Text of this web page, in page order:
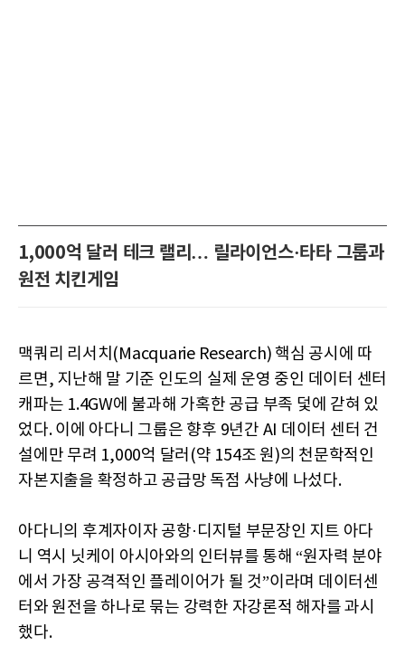
1,000억 달러 테크 랠리… 릴라이언스·타타 그룹과
원전 치킨게임
맥쿼리 리서치(Macquarie Research) 핵심 공시에 따
르면, 지난해 말 기준 인도의 실제 운영 중인 데이터 센터
캐파는 1.4GW에 불과해 가혹한 공급 부족 덫에 갇혀 있
었다. 이에 아다니 그룹은 향후 9년간 AI 데이터 센터 건
설에만 무려 1,000억 달러(약 154조 원)의 천문학적인
자본지출을 확정하고 공급망 독점 사냥에 나섰다.
아다니의 후계자이자 공항·디지털 부문장인 지트 아다
니 역시 닛케이 아시아와의 인터뷰를 통해 “원자력 분야
에서 가장 공격적인 플레이어가 될 것”이라며 데이터센
터와 원전을 하나로 묶는 강력한 자강론적 해자를 과시
했다.